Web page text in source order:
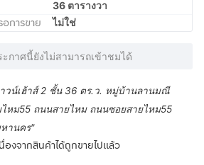
36 ตารางวา
การขาย ไม่ใช่
กาศนี้ยังไม่สามารถเข้าชมได้
วน์เฮ้าส์ 2 ชั้น 36 ตร.ว. หมู่บ้านลานมณี
หม55 ถนนสายไหม ถนนซอยสายไหม55
หานคร"
งจากสินค้าได้ถูกขายไปแล้ว